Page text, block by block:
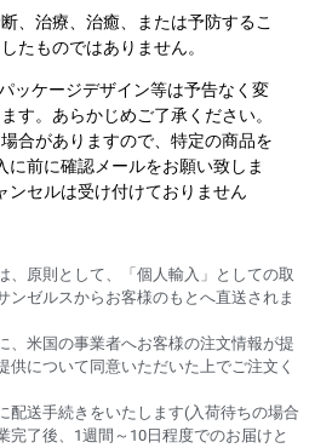
、治療、治癒、または予防するこ
たものではありません。
ッケージデザイン等は予告なく変
す。あらかじめご了承ください。
合がありますので、特定の商品を
に前に確認メールをお願い致しま
ンセルは受け付けておりません
、原則として、「個人輸入」としての取
ンゼルスからお客様のもとへ直送されま
、米国の事業者へお客様の注文情報が提
供について同意いただいた上でご注文く
配送手続きをいたします(入荷待ちの場合
完了後、1週間～10日程度でのお届けと